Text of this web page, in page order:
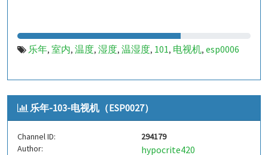
乐年, 室内, 温度, 湿度, 温湿度, 101, 电视机, esp0006
乐年-103-电视机（ESP0027）
Channel ID:
294179
Author:
hypocrite420